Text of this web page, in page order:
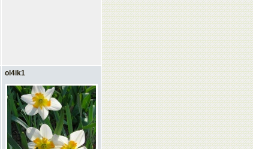
ol4ik1